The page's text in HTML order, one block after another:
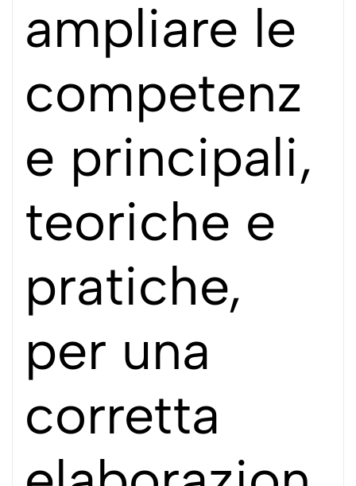
ampliare le
competenz
e principali,
teoriche e
pratiche,
per una
corretta